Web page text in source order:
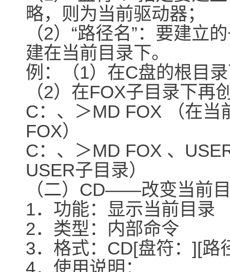
略，则为当前驱动器；
（2）“路径名”：要建立
建在当前目录下。
例：（1）在C盘的根目
（2）在FOX子目录下再
C：、＞MD FOX （在当
FOX）
C：、＞MD FOX 、
USER子目录）
（二）CD――改变当前
1．功能：显示当前目录
2．类型：内部命令
3．格式：CD[盘符：][路
4．使用说明：